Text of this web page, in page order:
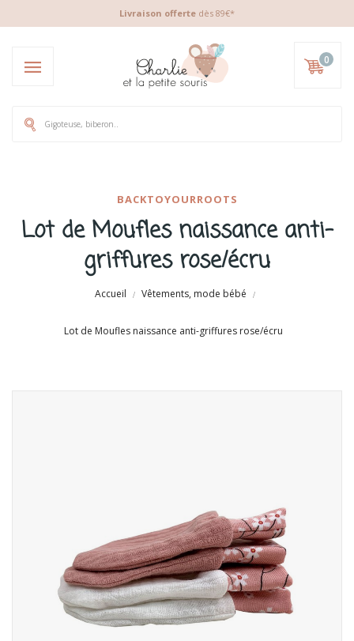
Livraison offerte dès 89€*
0
BACKTOYOURROOTS
Lot de Moufles naissance anti-
griffures rose/écru
Accueil Vêtements, mode bébé
Lot de Moufles naissance anti-griffures rose/écru